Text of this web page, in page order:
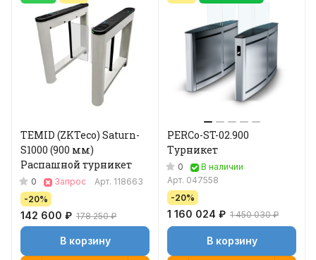
TEMID (ZKTeco) Saturn-
S1000 (900 мм)
Распашной турникет
0 Запрос Арт. 118663
-20%
142 600 ₽ 178 250 ₽
В корзину
PERCo-ST-02.900
Турникет
0
В наличии
Арт. 047558
-20%
1 160 024 ₽ 1 450 030 ₽
В корзину